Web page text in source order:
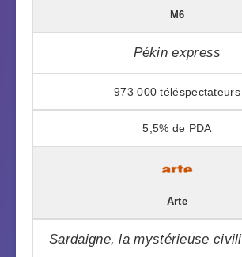
M6
Pékin express
973 000
5,5%
Arte
Sardaigne, la mystérieuse